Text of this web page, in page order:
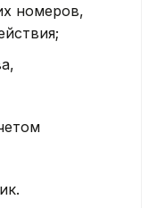
номеров,